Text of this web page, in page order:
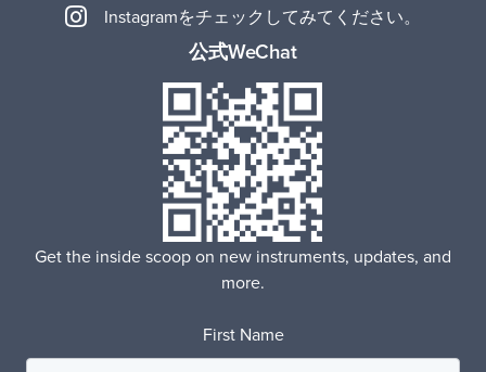
Instagramをチェックしてみてください。
公式WeChat
Get the inside scoop on new instruments, updates, and
more.
First Name